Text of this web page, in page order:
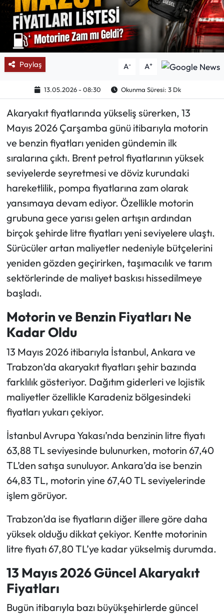
Paylaş A- A+
13.05.2026 - 08:30 Okunma Süresi: 3 Dk
Akaryakıt fiyatlarında yükseliş sürerken, 13
Mayıs 2026 Çarşamba günü itibarıyla motorin
ve benzin fiyatları yeniden gündemin ilk
sıralarına çıktı. Brent petrol fiyatlarının yüksek
seviyelerde seyretmesi ve döviz kurundaki
hareketlilik, pompa fiyatlarına zam olarak
yansımaya devam ediyor. Özellikle motorin
grubuna gece yarısı gelen artışın ardından
birçok şehirde litre fiyatları yeni seviyelere ulaştı.
Sürücüler artan maliyetler nedeniyle bütçelerini
yeniden gözden geçirirken, taşımacılık ve tarım
sektörlerinde de maliyet baskısı hissedilmeye
başladı.
Motorin ve Benzin Fiyatları Ne
Kadar Oldu
13 Mayıs 2026 itibarıyla İstanbul, Ankara ve
Trabzon’da akaryakıt fiyatları şehir bazında
farklılık gösteriyor. Dağıtım giderleri ve lojistik
maliyetler özellikle Karadeniz bölgesindeki
fiyatları yukarı çekiyor.
İstanbul Avrupa Yakası’nda benzinin litre fiyatı
63,88 TL seviyesinde bulunurken, motorin 67,40
TL’den satışa sunuluyor. Ankara’da ise benzin
64,83 TL, motorin yine 67,40 TL seviyelerinde
işlem görüyor.
Trabzon’da ise fiyatların diğer illere göre daha
yüksek olduğu dikkat çekiyor. Kentte motorinin
litre fiyatı 67,80 TL’ye kadar yükselmiş durumda.
13 Mayıs 2026 Güncel Akaryakıt
Fiyatları
Bugün itibarıyla bazı büyükşehirlerde güncel
Manşet
Köşe Yazıları
Karikatür Galeri
BIK
ASTROLOJİ
Spor Yazıları
Mektup Galeri
Ekonomi
Sağlık
Turizm
Teknoloji